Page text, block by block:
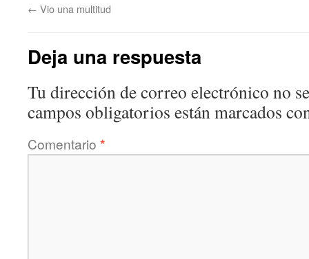
← Vio una multitud
Deja una respuesta
Tu dirección de correo electrónico no
campos obligatorios están marcados
Comentario *